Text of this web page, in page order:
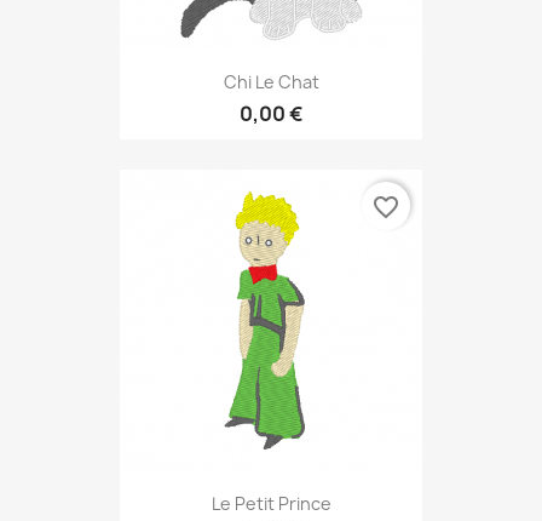
Chi Le Chat
0,00 €
Le Petit Prince
favorite_border